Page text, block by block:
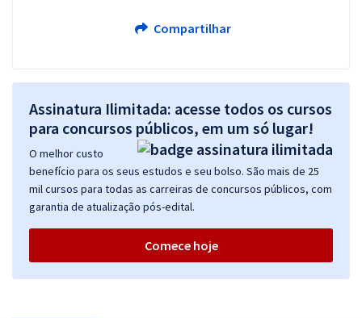
Compartilhar
Assinatura Ilimitada: acesse todos os cursos
para concursos públicos, em um só lugar!
O melhor custo
benefício para os seus estudos e seu bolso. São mais de 25
mil cursos para todas as carreiras de concursos públicos, com
garantia de atualização pós-edital.
Comece hoje